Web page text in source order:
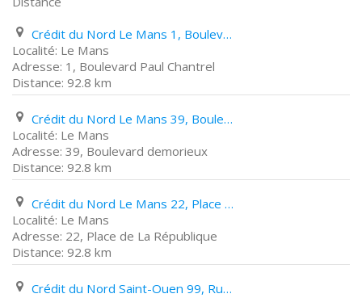
Crédit du Nord Le Mans 1, Boulevard Paul Chantrel
Le Mans
1, Boulevard Paul Chantrel
92.8 km
Crédit du Nord Le Mans 39, Boulevard demorieux
Le Mans
39, Boulevard demorieux
92.8 km
Crédit du Nord Le Mans 22, Place de La République
Le Mans
22, Place de La République
92.8 km
Crédit du Nord Saint-Ouen 99, Rue Gabriel Péri